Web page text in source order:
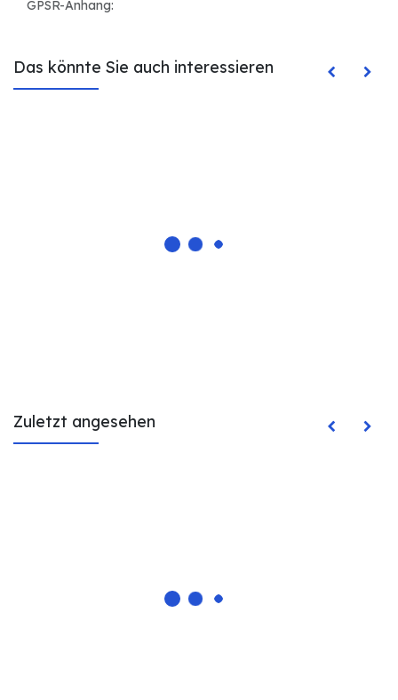
GPSR-Anhang:
Das könnte Sie auch interessieren
Zuletzt angesehen